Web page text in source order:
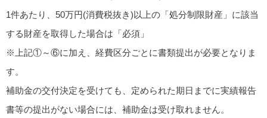
1件あたり、50万円(消費税抜き)以上の「処分制限財産」に該当
する財産を取得した場合は「必須」
※上記①～⑥に加え、経費区分ごとに書類提出が必要となりま
す。
補助金の交付決定を受けても、定められた期日までに実績報告
書等の提出がない場合には、補助金は受け取れません。